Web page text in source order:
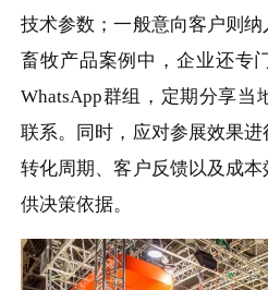
技术参数；一般意向客户则
畜牧产品案例中，企业还专
WhatsApp群组，定期分享当
联系。同时，应对参展效果进
转化周期、客户反馈以及成
供决策依据。